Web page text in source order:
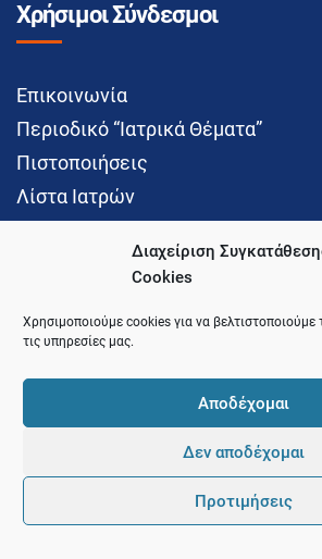
Διαχείριση
Cookies
Χρησιμοποιούμε cookies για να βελτιστοποιούμε
τις υπηρεσίες μας.
Αποδέχομαι
Δεν αποδέχομαι
Προτιμήσεις
Χρήσιμοι Σύνδεσμοι
Επικοινωνία
Περιοδικό “Ιατρικά Θέματα”
Πιστοποιήσεις
Λίστα Ιατρών
Social Media
© 2021 Ιατρικός Σύλλογος
Development and Hosting by